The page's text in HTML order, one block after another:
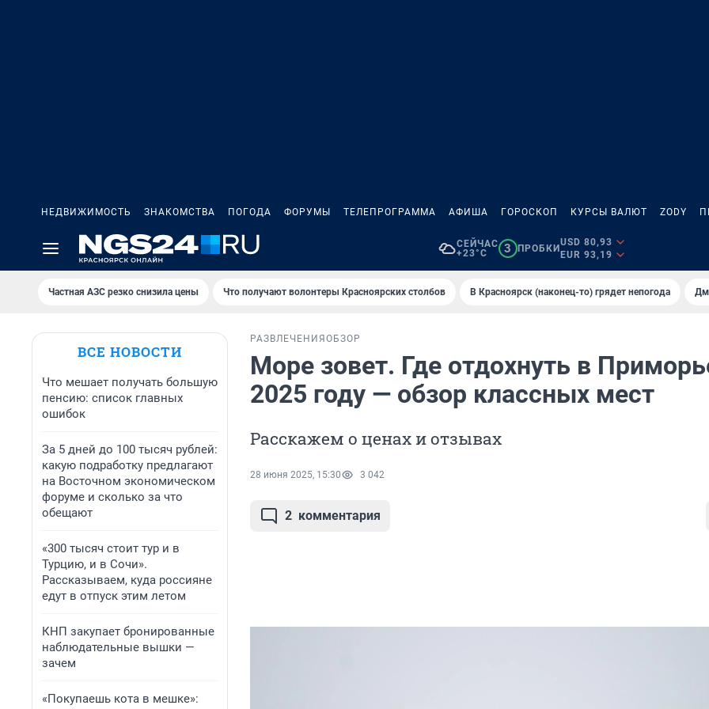
НЕДВИЖИМОСТЬ ЗНАКОМСТВА ПОГОДА ФОРУМЫ ТЕЛЕПРОГРАММА АФИША ГОРОСКОП КУРСЫ ВАЛЮТ ZODY
СЕЙЧАС
+23°C
3 ПРОБКИ
USD 80,93
EUR 93,19
Частная АЗС резко снизила цены Что получают волонтеры Красноярских столбов В Крaсноярск (нaконец-то) грядет непогодa
ВСЕ НОВОСТИ
Что мешает получать большую
пенсию: список главных
ошибок
За 5 дней до 100 тысяч рублей:
какую подработку предлагают
на Восточном экономическом
форуме и сколько за что
обещают
«300 тысяч стоит тур и в
Турцию, и в Сочи».
Рассказываем, куда россияне
едут в отпуск этим летом
КНП закупает бронированные
наблюдательные вышки —
зачем
«Покупаешь кота в мешке»:
РАЗВЛЕЧЕНИЯ ОБЗОР
Море зовет. Где отдохнуть в
2025 году — обзор классных мест
Расскажем о ценах и отзывах
28 июня 2025, 15:30 3 042
2 комментария